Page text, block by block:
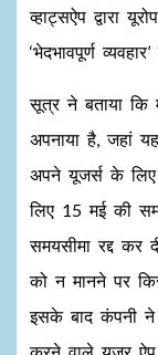
व्हाट्सऐप द्वारा
‘भेदभावपूर्ण
सूत्र ने बताया कि
अपनाया है, जहां
अपने यूजर्स के लिए
लिए 15 मई की
समयसीमा रद्द कर
को न मानने पर
इसके बाद कंपनी